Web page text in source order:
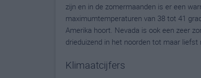
zijn en in de zomermaanden is er een
maximumtemperaturen van 38 tot 41
Amerika hoort. Nevada is ook een zeer
drieduizend in het noorden tot maar liefst
Klimaatcijfers